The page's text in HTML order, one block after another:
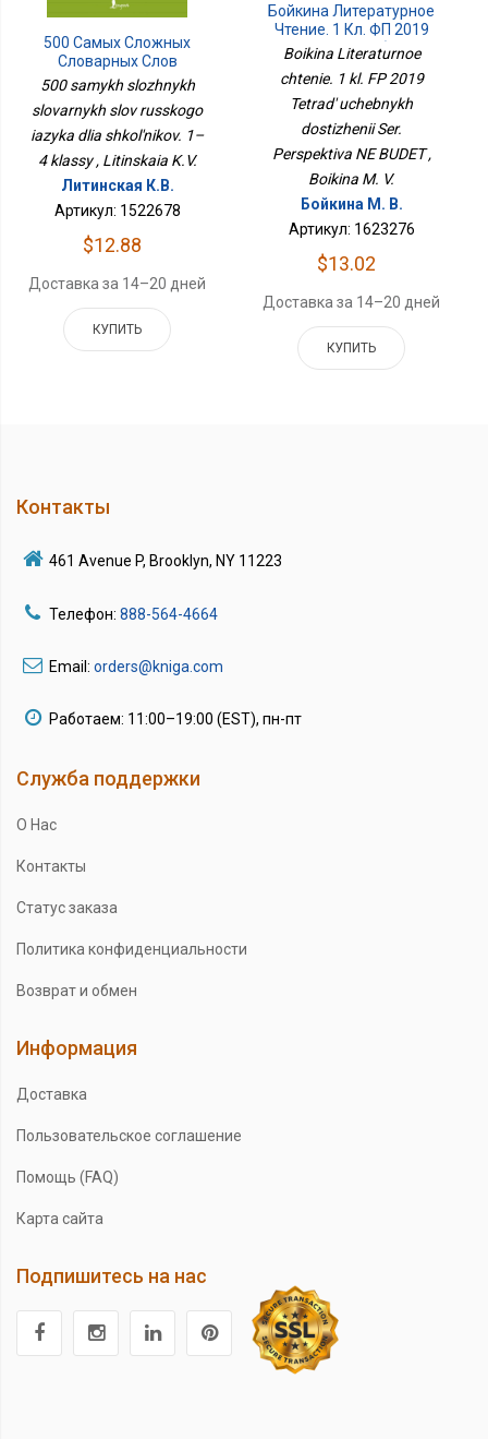
500 Самых Сложных
Словарных Слов
Русского Языка Для
Школьников. 1–4
Классы
500 samykh slozhnykh
slovarnykh slov russkogo
iazyka dlia shkol'nikov. 1–
4 klassy , Litinskaia K.V.
Литинская К.В.
Артикул: 1522678
$12.88
Доставка за 14–20 дней
КУПИТЬ
Бойкина Литературное
Чтение. 1 Кл. ФП 2019
Тетрадь Учебных
Достижений Сер.
Перспектива НЕ БУДЕТ
Boikina Literaturnoe
chtenie. 1 kl. FP 2019
Tetrad' uchebnykh
dostizhenii Ser.
Perspektiva NE BUDET ,
Boikina M. V.
Бойкина М. В.
Артикул: 1623276
$13.02
Доставка за 14–20 дней
КУПИТЬ
Контакты
461 Avenue P, Brooklyn, NY 11223
Телефон: 888-564-4664
Email: orders@kniga.com
Работаем: 11:00–19:00 (EST), пн-пт
Служба поддержки
О Нас
Контакты
Статус заказа
Политика конфиденциальности
Возврат и обмен
Информация
Доставка
Пользовательское соглашение
Помощь (FAQ)
Карта сайта
Подпишитесь на нас